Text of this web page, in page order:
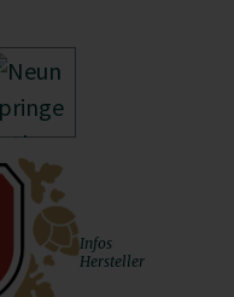
Infos
Hersteller